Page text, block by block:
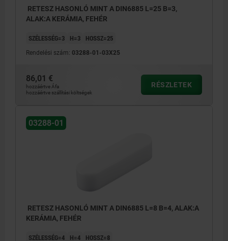
RETESZ HASONLÓ MINT A DIN6885 L=25 B=3,
ALAK:A KERÁMIA, FEHÉR
SZÉLESSÉG=3 H=3 HOSSZ=25
Rendelési szám: 03288-01-03X25
86,01 €
hozzáértve Áfa
hozzáértve szállítási költségek
RÉSZLETEK
03288-01
RETESZ HASONLÓ MINT A DIN6885 L=8 B=4, ALAK:A
KERÁMIA, FEHÉR
SZÉLESSÉG=4 H=4 HOSSZ=8